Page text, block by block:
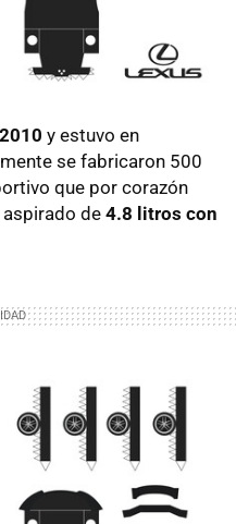
2010 y estuvo en
se fabricaron 500
que por corazón
aspirado de 4.8 litros con